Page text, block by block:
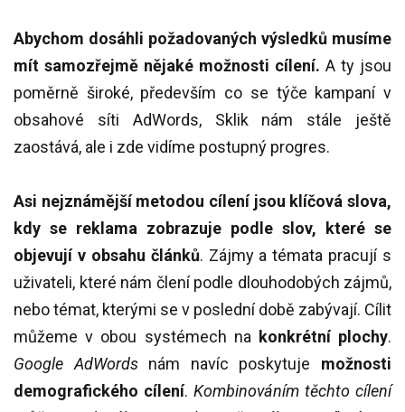
Abychom dosáhli požadovaných výsledků musíme
mít samozřejmě nějaké možnosti cílení. A ty jsou
poměrně široké, především co se týče kampaní v
obsahové síti AdWords, Sklik nám stále ještě
zaostává, ale i zde vidíme postupný progres.
Asi nejznámější metodou cílení jsou klíčová slova,
kdy se reklama zobrazuje podle slov, které se
objevují v obsahu článků. Zájmy a témata pracují s
uživateli, které nám člení podle dlouhodobých zájmů,
nebo témat, kterými se v poslední době zabývají. Cílit
můžeme v obou systémech na konkrétní plochy.
Google AdWordsnám navíc poskytuje možnosti
demografického cílení. Kombinováním těchto cílení